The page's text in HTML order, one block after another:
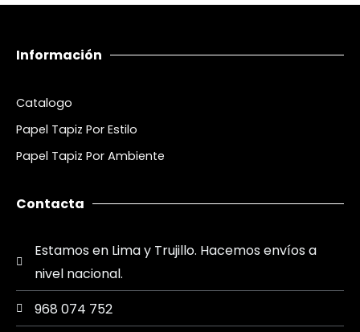
Información
Catalogo
Papel Tapiz Por Estilo
Papel Tapiz Por Ambiente
Contacta
Estamos en Lima y Trujillo. Hacemos envíos a
nivel nacional.
968 074 752